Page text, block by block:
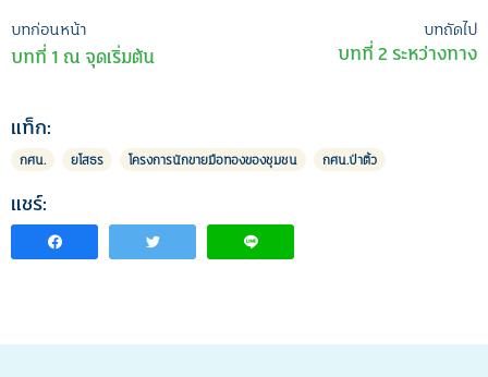
เมนู
นำทาง
เรื่อง
บทก่อนหน้า
บทที่ 1 ณ จุดเริ่มต้น
บทถัดไป
บทที่ 2 ระหว่างทาง
แท็ก:
กศน. ยโสธร โครงการนักขายมือทองของชุมชน กศน.ป่าติ้ว
แชร์: